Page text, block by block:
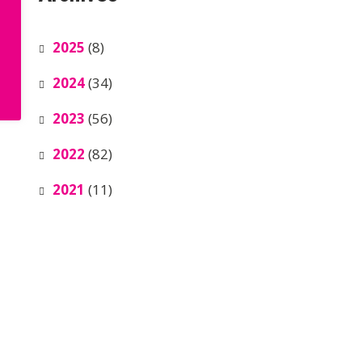
2025 (8)
2024(34)
2023 (56)
2022 (82)
2021 (11)